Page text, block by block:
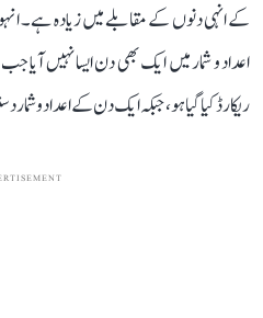
کے انہی دنوں کے مقابلے میں زیادہ ہے۔
ریکارڈ کیا گیا ہو، جبکہ ایک دن کے اعداد و